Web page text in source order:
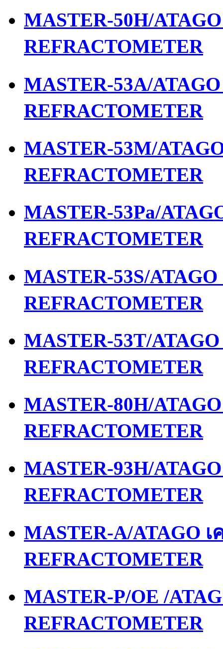
MASTER-50H/
REFRACTOMETER
MASTER-53A/
REFRACTOMETER
MASTER-53M/
REFRACTOMETER
MASTER-53Pa/
REFRACTOMETER
MASTER-53S/
REFRACTOMETER
MASTER-53T/
REFRACTOMETER
MASTER-80H/
REFRACTOMETER
MASTER-93H/
REFRACTOMETER
MASTER-A/ATAGO
REFRACTOMETER
MASTER-P/OE /
REFRACTOMETER